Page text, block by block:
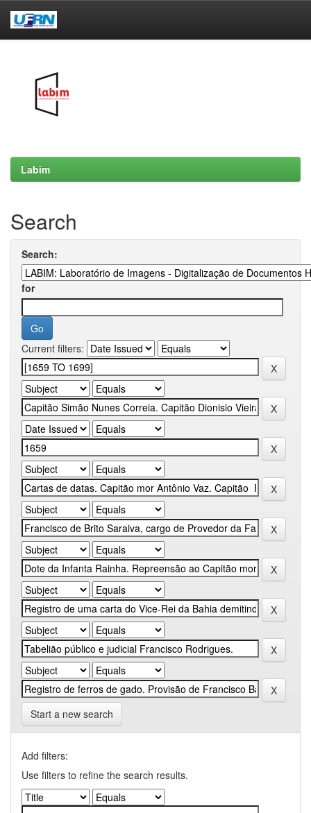
Labim
Search
Search:
for
Current filters:
Start a new search
Add filters:
Use filters to refine the search results.